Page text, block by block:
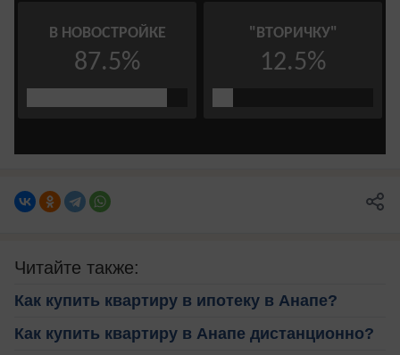
Читайте также:
Как купить квартиру в ипотеку в Анапе?
Как купить квартиру в Анапе дистанционно?